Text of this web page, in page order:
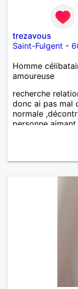
trezavous
Saint-Fulgent -
Homme
amoureuse
recherche
donc ai pas mal
normale
personne
simple et